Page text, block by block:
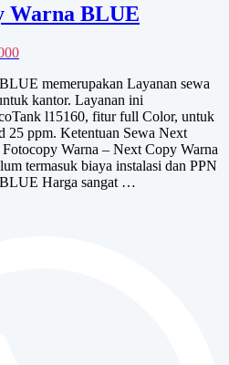
Warna BLUE
Rentang
Rp900,000
hingga
Rp1,300,000
memerupakan Layanan sewa
kantor. Layanan ini
l15160, fitur full Color, untuk
25 ppm. Ketentuan Sewa Next
Warna – Next Copy Warna
termasuk biaya instalasi dan PPN
Harga sangat …